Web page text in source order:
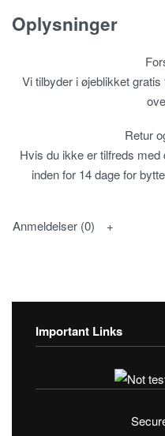
Oplysninger
Vi tilbyder i øjeblikket
Retur
Hvis du ikke er tilfreds med
inden for 14 dage for
Anmeldelser (0)
Important Links
Fortrolighedspolitik